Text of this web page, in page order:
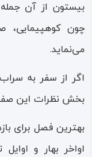
بیستون از آن
چون کوهپیمایی،
می‌نماید.
اگر از سفر به سراب
بخش نظرات این
بهترین فصل برای
اواخر بهار و